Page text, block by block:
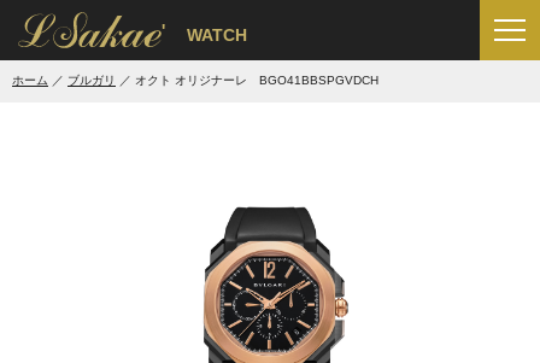
' WATCH
ホーム ブルガリ オクト オリジナーレ BGO41BBSPGVDCH